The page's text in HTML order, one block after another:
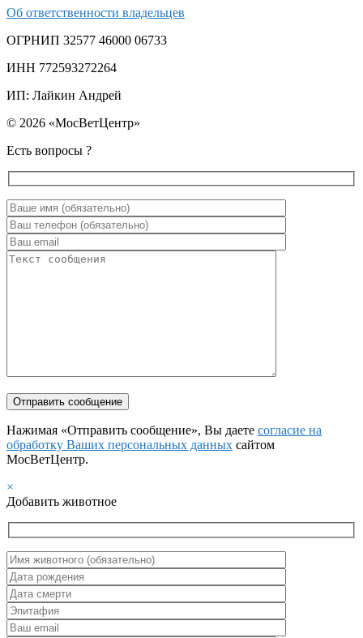
Об ответственности владельцев
ОГРНИП 32577 46000 06733
ИНН 772593272264
ИП: Лайкин Андрей
© 2026 «МосВетЦентр»
Есть вопросы ?
Нажимая «Отправить сообщение», Вы даете согласие на
обработку Ваших персональных данных сайтом
МосВетЦентр.
×
Добавить животное